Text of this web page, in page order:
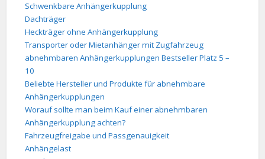
Schwenkbare Anhängerkupplung
Dachträger
Heckträger ohne Anhängerkupplung
Transporter oder Mietanhänger mit Zugfahrzeug
abnehmbaren Anhängerkupplungen Bestseller Platz 5 –
10
Beliebte Hersteller und Produkte für abnehmbare
Anhängerkupplungen
Worauf sollte man beim Kauf einer abnehmbaren
Anhängerkupplung achten?
Fahrzeugfreigabe und Passgenauigkeit
Anhängelast